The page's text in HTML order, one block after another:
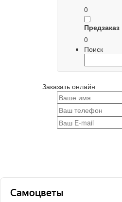
0
Предзаказ
0
Поиск
Заказать онлайн